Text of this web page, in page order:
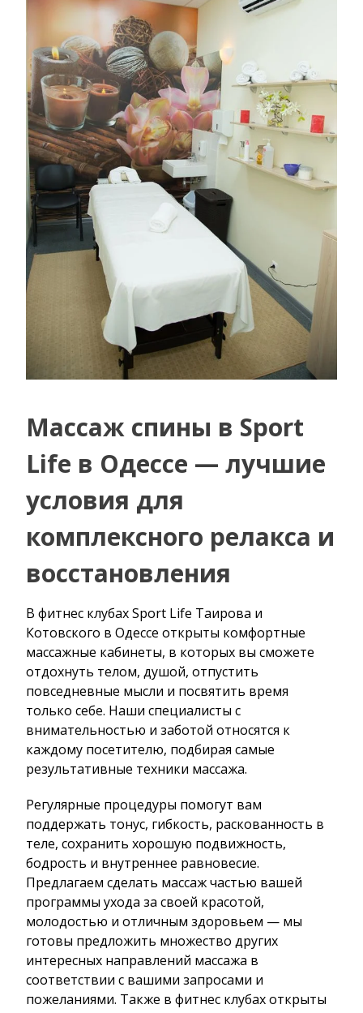
Массаж спины в Sport
Life в Одессе — лучшие
условия для
комплексного релакса и
восстановления
В фитнес клубах Sport Life Таирова и
Котовского в Одессе открыты комфортные
массажные кабинеты, в которых вы сможете
отдохнуть телом, душой, отпустить
повседневные мысли и посвятить время
только себе. Наши специалисты с
внимательностью и заботой относятся к
каждому посетителю, подбирая самые
результативные техники массажа.
Регулярные процедуры помогут вам
поддержать тонус, гибкость, раскованность в
теле, сохранить хорошую подвижность,
бодрость и внутреннее равновесие.
Предлагаем сделать массаж частью вашей
программы ухода за своей красотой,
молодостью и отличным здоровьем — мы
готовы предложить множество других
интересных направлений массажа в
соответствии с вашими запросами и
пожеланиями. Также в фитнес клубах открыты